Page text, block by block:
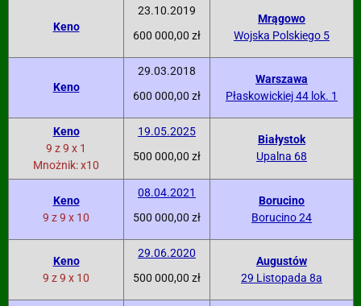
Keno
23.10.2019
600 000,00 zł
Mrągowo
Wojska Polskiego 5
Keno
29.03.2018
600 000,00 zł
Warszawa
Płaskowickiej 44 lok. 1
Keno
9 z 9 x 1
Mnożnik: x10
19.05.2025
500 000,00 zł
Białystok
Upalna 68
Keno
9 z 9 x 10
08.04.2021
500 000,00 zł
Borucino
Borucino 24
Keno
9 z 9 x 10
29.06.2020
500 000,00 zł
Augustów
29 Listopada 8a